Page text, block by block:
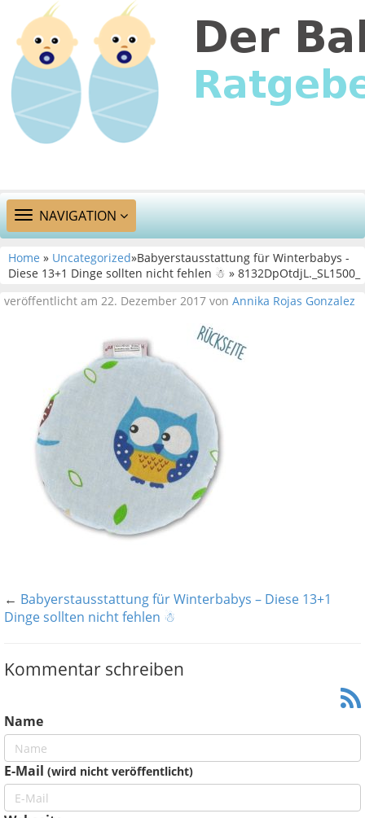
TOGGLE
NAVIGATION
NAVIGATION
Home » Uncategorized»Babyerstausstattung für Winterbabys -
Diese 13+1 Dinge sollten nicht fehlen ☃ » 8132DpOtdjL._SL1500_
veröffentlicht am 22. Dezember 2017 von Annika Rojas Gonzalez
← Babyerstausstattung für Winterbabys – Diese 13+1
Dinge sollten nicht fehlen ☃
Kommentar schreiben
Name
E-Mail (wird nicht veröffentlicht)